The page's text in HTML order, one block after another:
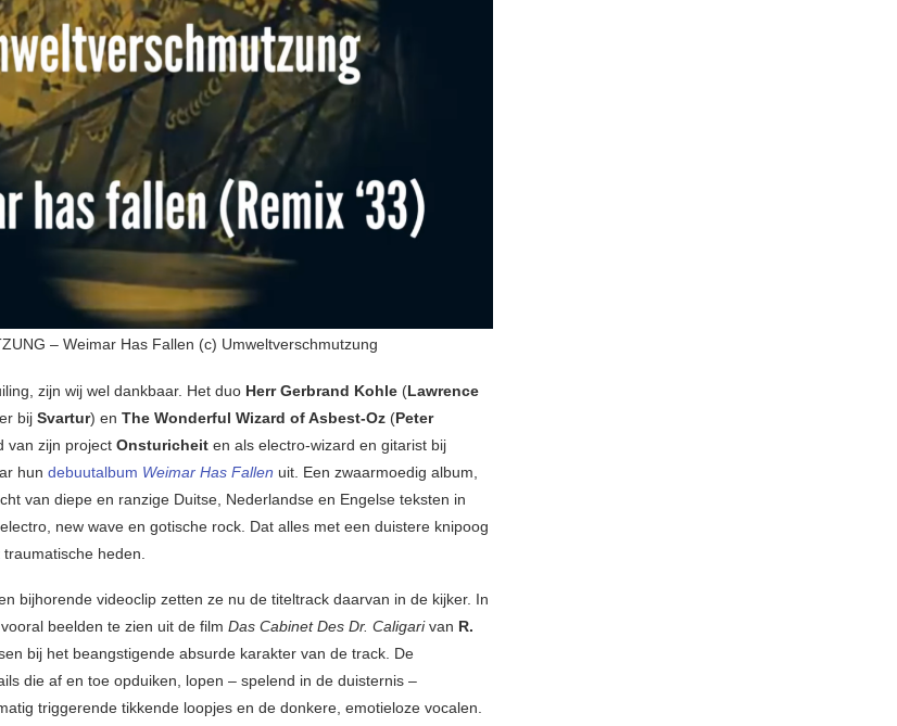
– Weimar Has Fallen (c) Umweltverschmutzung
zijn wij wel dankbaar. Het duo Herr Gerbrand Kohle (Lawrence
bij Svartur) en The Wonderful Wizard of Asbest-Oz (Peter
van zijn project Onsturicheit en als electro-wizard en gitarist bij
hun debuutalbum Weimar Has Fallen uit. Een zwaarmoedig album,
van diepe en ranzige Duitse, Nederlandse en Engelse teksten in
new wave en gotische rock. Dat alles met een duistere knipoog
heden.
bijhorende videoclip zetten ze nu de titeltrack daarvan in de kijker. In
beelden te zien uit de film Das Cabinet Des Dr. Caligarivan R.
bij het beangstigende absurde karakter van de track. De
die af en toe opduiken, lopen – spelend in de duisternis –
triggerende tikkende loopjes en de donkere, emotieloze vocalen.